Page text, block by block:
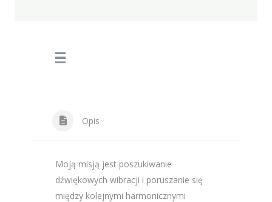
Opis
Moją misją jest poszukiwanie
dźwiękowych wibracji i poruszanie się
między kolejnymi harmonicznymi